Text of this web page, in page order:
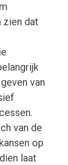
zien dat
van
van de
op
laat